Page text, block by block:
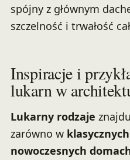
spójny z głównym
szczelność i trwałość
Inspiracje i
lukarn w
Lukarny rodzaje
zarówno w
nowoczesnych